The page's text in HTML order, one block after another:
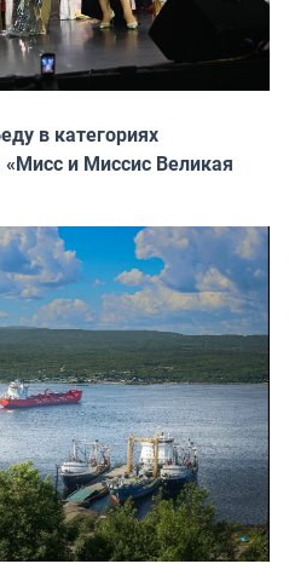
в категориях
«Мисс и Миссис Великая